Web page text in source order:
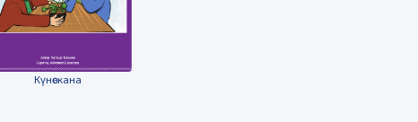
Күнөскана